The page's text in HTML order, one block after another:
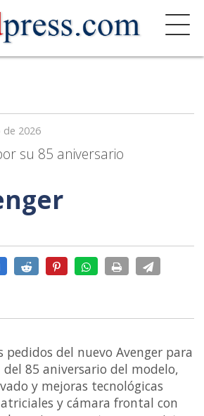
de 2026
su 85 aniversario
pedidos del nuevo Avenger para
del 85 aniversario del modelo,
y mejoras tecnológicas
y cámara frontal con